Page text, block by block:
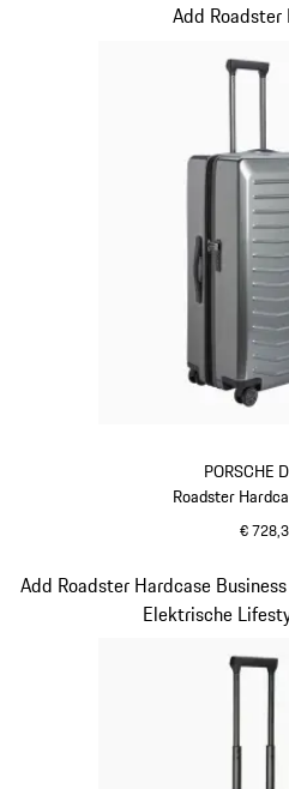
PORSCHE
Roadster
€
Add
Add Roadster Hardcase
Elektrische
Dia 6 van 20